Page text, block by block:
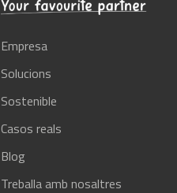
Empresa
Solucions
Sostenible
Casos reals
Blog
Treballa amb nosaltres